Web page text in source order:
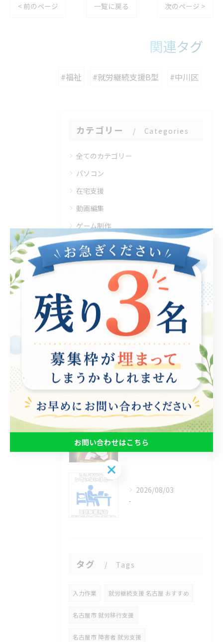
< 前のページ 一覧に戻る 次のページ >
関連タグ
#福祉 #就労継続支援B型 #中川区
カテゴリー Categories
全てのカテゴリー
パソコン
在宅支援
動画編集
ゲーム制作
eスポーツ
お知らせ
最近の投稿
Recent
Posts
2026/08/05
\リアルな利用者の声📣/
2026/08/04
2026/08/03
-
タグ Tags
入力作業 就労継続支援 名古屋 おすすめ
名古屋市 就労移行支援
名古屋市 障害者 就労支援
お問い合わせはこちら
お問い合わせはこちら